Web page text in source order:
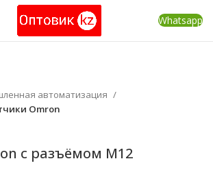
Whatsapp
автоматизация
Omron
с разъёмом M12